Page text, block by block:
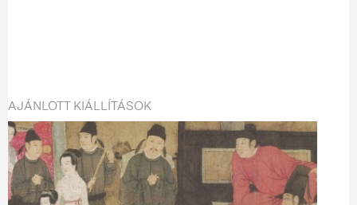
AJÁNLOTT KIÁLLÍTÁSOK